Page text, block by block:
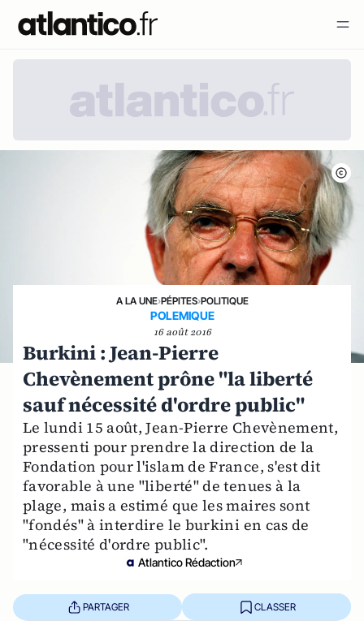
A LA UNE›PÉPITES›POLITIQUE
POLEMIQUE
16 août 2016
Burkini : Jean-Pierre
Chevènement prône "la liberté
sauf nécessité d'ordre public"
Le lundi 15 août, Jean-Pierre Chevènement,
pressenti pour prendre la direction de la
Fondation pour l'islam de France, s'est dit
favorable à une "liberté" de tenues à la
plage, mais a estimé que les maires sont
"fondés" à interdire le burkini en cas de
"nécessité d'ordre public".
Atlantico Rédaction
PARTAGER CLASSER